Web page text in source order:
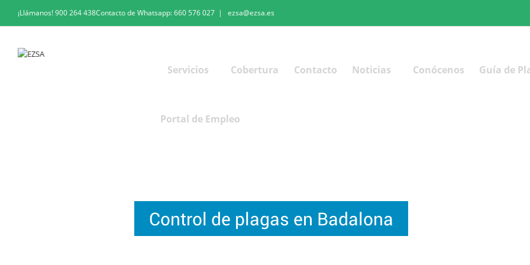
¡Llámanos!900 264 438Contacto de Whatsapp:660 576 027 | ezsa@ezsa.es
Servicios Cobertura Contacto Noticias Conócenos Guía de
Portal de Empleo
Control de plagas en Badalona